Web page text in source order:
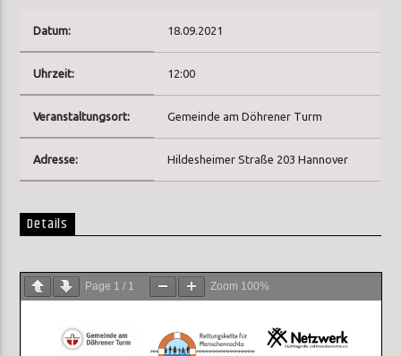
Datum: 18.09.2021
Uhrzeit: 12:00
Veranstaltungsort: Gemeinde am Döhrener Turm
Adresse: Hildesheimer Straße 203 Hannover
Details
Page 1 / 1 Zoom 100%